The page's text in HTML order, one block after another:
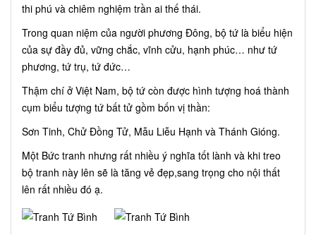
thi phú và chiêm nghiệm trần ai thế thái.
Trong quan niệm của người phương Đông, bộ tứ là biểu hiện
của sự đầy đủ, vững chắc, vĩnh cửu, hạnh phúc… như tứ
phương, tứ trụ, tứ đức…
Thậm chí ở Việt Nam, bộ tứ còn được hình tượng hoá thành
cụm biểu tượng tứ bất tử gồm bốn vị thần:
Sơn Tinh, Chử Đồng Tử, Mẫu Liễu Hạnh và Thánh Gióng.
Một Bức tranh nhưng rất nhiều ý nghĩa tốt lành và khi treo
bộ tranh này lên sẽ là tăng vẻ đẹp,sang trọng cho nội thất
lên rất nhiều đó ạ.